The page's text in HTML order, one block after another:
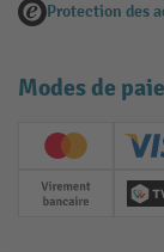
Protection des
Modes de
Creditcard
Paiement